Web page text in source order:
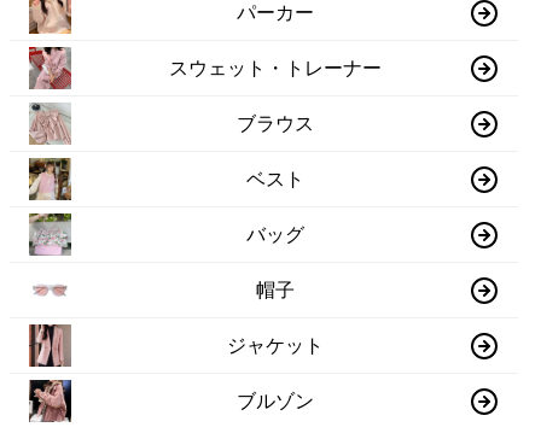
パーカー
スウェット・トレーナー
ブラウス
ベスト
バッグ
帽子
ジャケット
ブルゾン